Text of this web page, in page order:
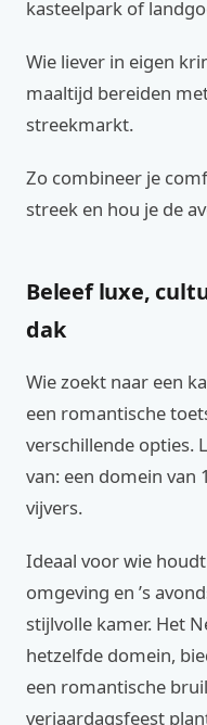
kasteelpark of
Wie liever in eigen
maaltijd bereiden
streekmarkt.
Zo combineer je
streek en hou je de
Beleef luxe,
dak
Wie zoekt naar een
een romantische
verschillende opties.
van: een domein van
vijvers.
Ideaal voor wie
omgeving en ’s
stijlvolle kamer. Het
hetzelfde domein,
een romantische
verjaardagsfeest